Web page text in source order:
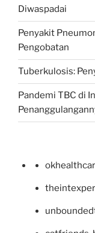
Diwaspadai
Penyakit
Pengobatan
Tuberkulosis:
Pandemi TBC di